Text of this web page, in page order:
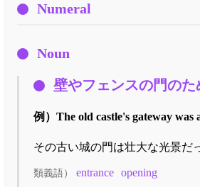
Numeral
Noun
壁やフェンスの門のた
例） The old castle's gateway was
その古い城の門は壮大な光景だ
類義語） entrance opening